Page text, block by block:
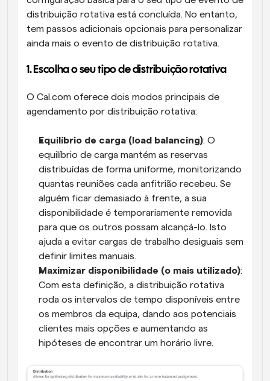
distribuição rotativa está concluída. No entanto,
tem passos adicionais opcionais para personalizar
ainda mais o evento de distribuição rotativa.
1. Escolha o seu tipo de distribuição rotativa
O Cal.com oferece dois modos principais de
agendamento por distribuição rotativa:
Equilíbrio de carga (load balancing): O
equilíbrio de carga mantém as reservas
distribuídas de forma uniforme, monitorizando
quantas reuniões cada anfitrião recebeu. Se
alguém ficar demasiado à frente, a sua
disponibilidade é temporariamente removida
para que os outros possam alcançá-lo. Isto
ajuda a evitar cargas de trabalho desiguais sem
definir limites manuais.
Maximizar disponibilidade (o mais utilizado):
Com esta definição, a distribuição rotativa
roda os intervalos de tempo disponíveis entre
os membros da equipa, dando aos potenciais
clientes mais opções e aumentando as
hipóteses de encontrar um horário livre.